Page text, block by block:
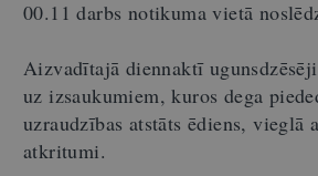
00.11 darbs notikuma vietā
Aizvadītajā diennaktī
uz izsaukumiem, kuros dega
uzraudzības atstāts ēdiens, vieglā
atkritumi.